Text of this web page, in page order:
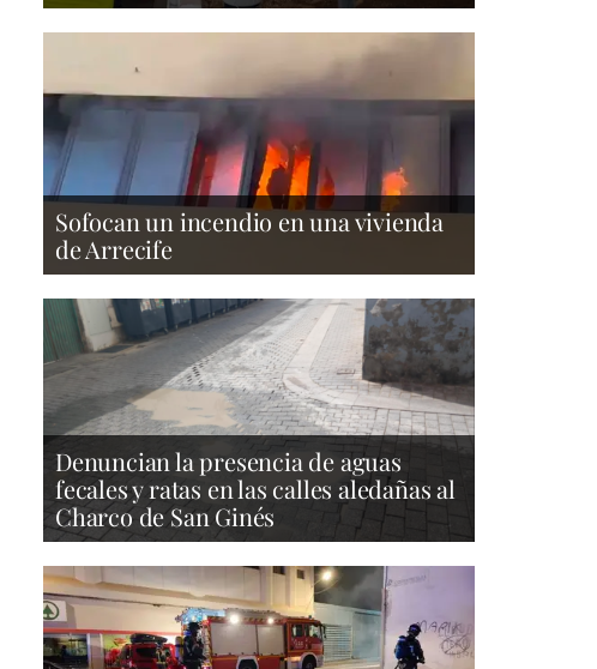
Sofocan un incendio en una vivienda
de Arrecife
Denuncian la presencia de aguas
fecales y ratas en las calles aledañas al
Charco de San Ginés